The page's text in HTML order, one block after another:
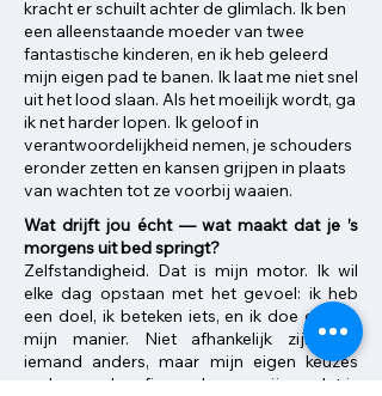
kracht er schuilt achter de glimlach. Ik ben
een alleenstaande moeder van twee
fantastische kinderen, en ik heb geleerd
mijn eigen pad te banen. Ik laat me niet snel
uit het lood slaan. Als het moeilijk wordt, ga
ik net harder lopen. Ik geloof in
verantwoordelijkheid nemen, je schouders
eronder zetten en kansen grijpen in plaats
van wachten tot ze voorbij waaien.
Wat drijft jou écht — wat maakt dat je ’s
morgens uit bed springt?
Zelfstandigheid. Dat is mijn motor. Ik wil
elke dag opstaan met het gevoel: ik heb
een doel, ik beteken iets, en ik doe dat op
mijn manier. Niet afhankelijk zijn van
iemand anders, maar mijn eigen keuzes
maken en daar fier op kunnen zijn — dat is